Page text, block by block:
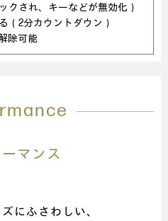
クされ、キーなどが無効化）
（2分カウントダウン）
除可能
マンス
にふさわしい、